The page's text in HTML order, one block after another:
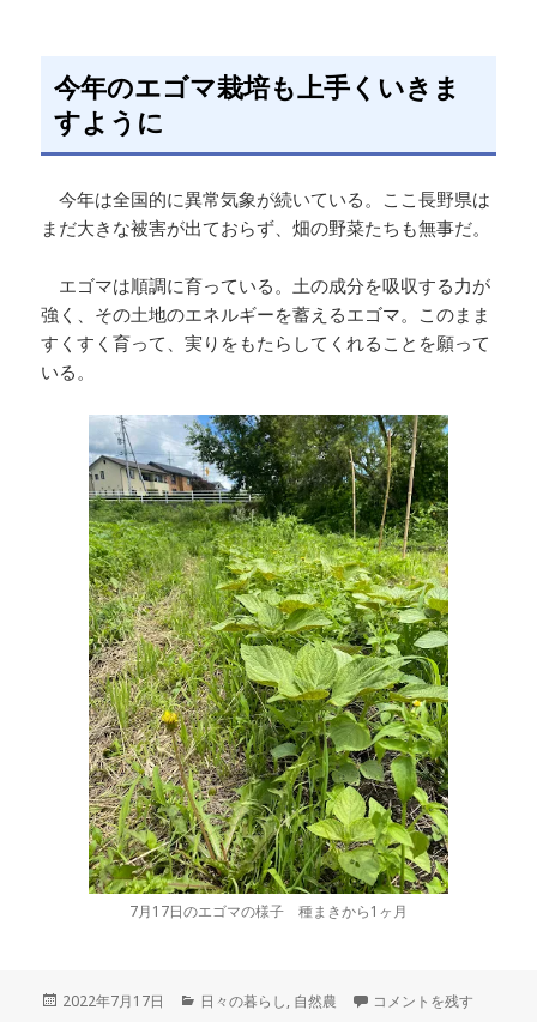
今年のエゴマ栽培も上手くいきま
すように
今年は全国的に異常気象が続いている。ここ長野県は
まだ大きな被害が出ておらず、畑の野菜たちも無事だ。
エゴマは順調に育っている。土の成分を吸収する力が
強く、その土地のエネルギーを蓄えるエゴマ。このまま
すくすく育って、実りをもたらしてくれることを願って
いる。
7月17日のエゴマの様子 種まきから1ヶ月
投
2022年7月17日
カ
日々の暮らし, 自然農 【自給】エゴマの栽培
コメントを残す